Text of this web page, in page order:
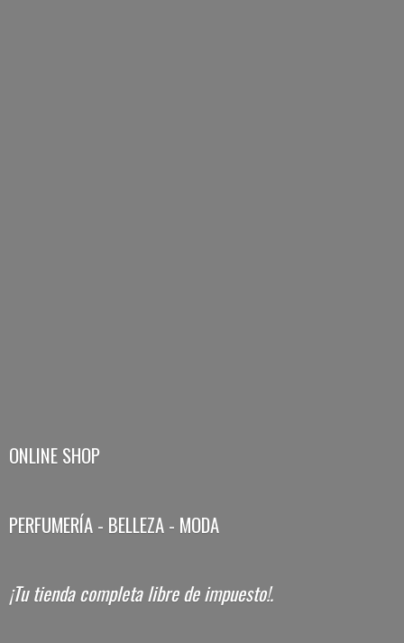
ONLINE SHOP
PERFUMERÍA - BELLEZA - MODA
¡Tu tienda completa librede impuesto!.